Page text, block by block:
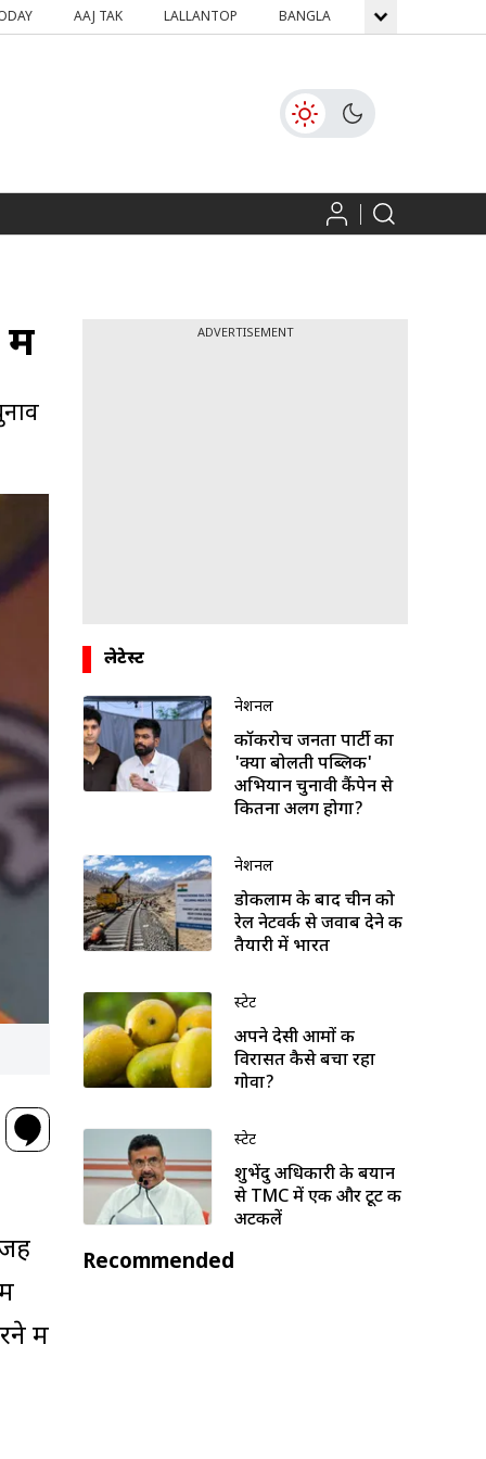
AAJ TAK LALLANTOP BANGLA GNTTV
में
में
ADVERTISEMENT
लेटेस्ट
नेशनल
कॉकरोच जनता पार्टी का
'क्या बोलती पब्लिक'
अभियान चुनावी कैंपेन से
कितना अलग होगा?
नेशनल
डोकलाम के बाद चीन को
रेल नेटवर्क से जवाब देने की
तैयारी में भारत
स्टेट
अपने देसी आमों की
विरासत कैसे बचा रहा
गोवा?
स्टेट
शुभेंदु अधिकारी के बयान
से TMC में एक और टूट की
अटकलें
Recommended